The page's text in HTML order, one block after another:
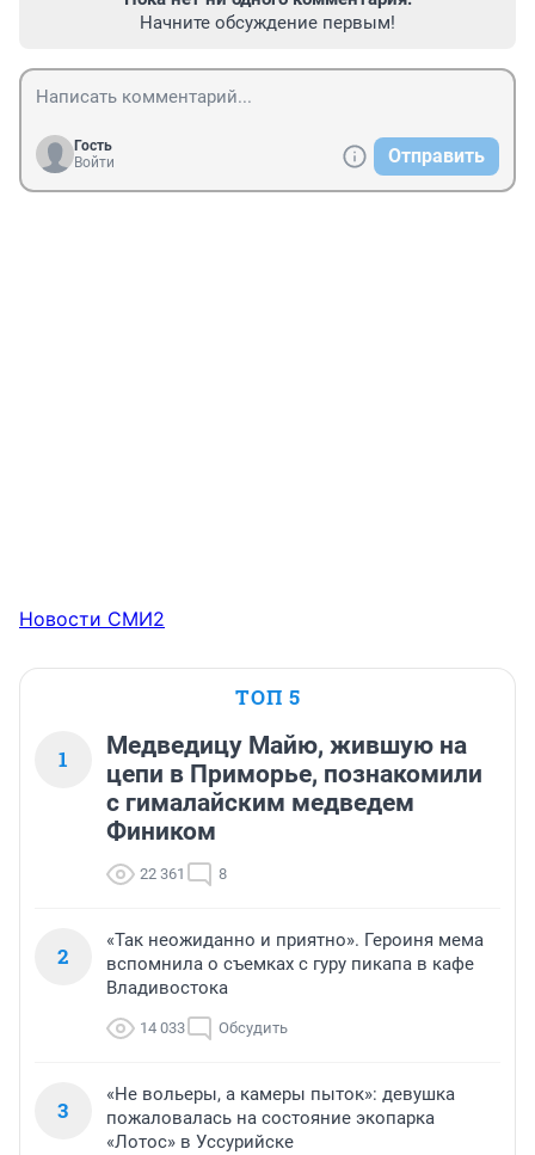
Начните обсуждение первым!
Гость
Войти
Отправить
Новости СМИ2
ТОП 5
1
Медведицу Майю, жившую на
цепи в Приморье, познакомили
с гималайским медведем
Фиником
22 361 8
2
«Так неожиданно и приятно». Героиня мема
вспомнила о съемках с гуру пикапа в кафе
Владивостока
14 033 Обсудить
3
«Не вольеры, а камеры пыток»: девушка
пожаловалась на состояние экопарка
«Лотос» в Уссурийске